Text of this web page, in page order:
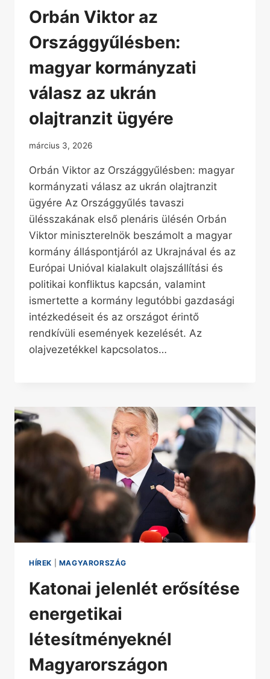
Orbán Viktor az
Országgyűlésben:
magyar kormányzati
válasz az ukrán
olajtranzit ügyére
március 3, 2026
Orbán Viktor az Országgyűlésben: magyar
kormányzati válasz az ukrán olajtranzit
ügyére Az Országgyűlés tavaszi
ülésszakának első plenáris ülésén Orbán
Viktor miniszterelnök beszámolt a magyar
kormány álláspontjáról az Ukrajnával és az
Európai Unióval kialakult olajszállítási és
politikai konfliktus kapcsán, valamint
ismertette a kormány legutóbbi gazdasági
intézkedéseit és az országot érintő
rendkívüli események kezelését. Az
olajvezetékkel kapcsolatos…
HÍREK MAGYARORSZÁG
Katonai jelenlét erősítése
energetikai
létesítményeknél
Magyarországon